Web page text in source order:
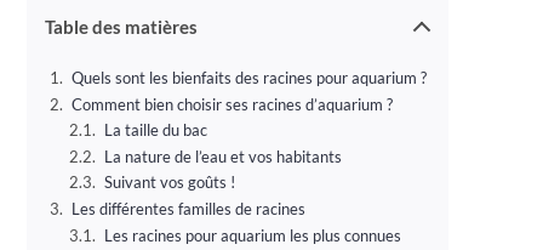
Table des matières
Quels sont les bienfaits des racines pour aquarium ?
Comment bien choisir ses racines d’aquarium ?
La taille du bac
La nature de l’eau et vos habitants
Suivant vos goûts !
Les différentes familles de racines
Les racines pour aquarium les plus connues